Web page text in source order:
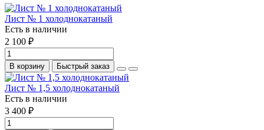
Лист № 1 холоднокатаный
Есть в наличии
2 100 ₽
В корзину Быстрый заказ
Лист № 1,5 холоднокатаный
Есть в наличии
3 400 ₽